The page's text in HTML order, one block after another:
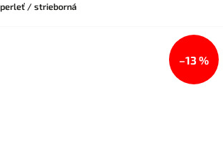
perleť / strieborná
–13 %